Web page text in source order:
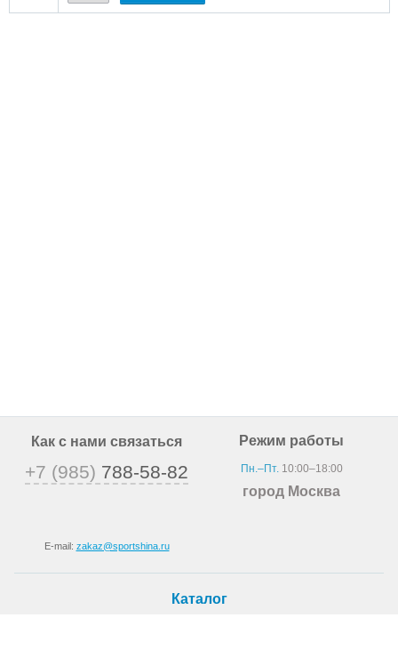
Как с нами связаться
+7 (985) 788-58-82
E-mail: zakaz@sportshina.ru
Режим работы
Пн.–Пт.10:00–18:00
город Москва
Каталог